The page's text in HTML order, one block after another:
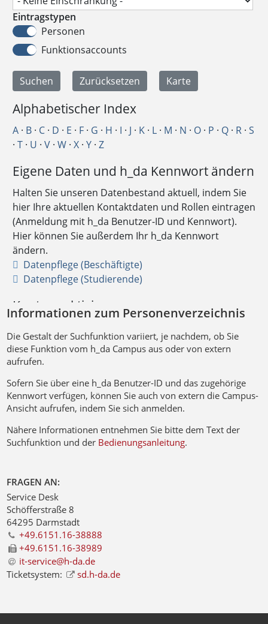
Informationen zum Personenverzeichnis
Die Gestalt der Suchfunktion variiert, je nachdem, ob Sie
diese Funktion vom h_da Campus aus oder von extern
aufrufen.
Sofern Sie über eine h_da Benutzer-ID und das zugehörige
Kennwort verfügen, können Sie auch von extern die Campus-
Ansicht aufrufen, indem Sie sich anmelden.
Nähere Informationen entnehmen Sie bitte dem Text der
Suchfunktion und der Bedienungsanleitung.
FRAGEN AN:
Service Desk
Schöfferstraße 8
64295 Darmstadt
+49.6151.16-38888
+49.6151.16-38989
it-service@h-da.de
Ticketsystem:
sd.h-da.de